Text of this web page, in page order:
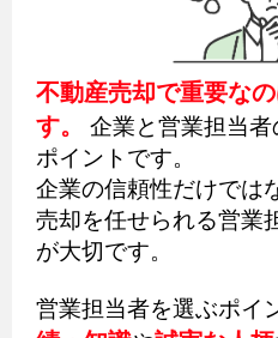
不動産売却で重要な
す。
企業と営業担当
ポイントです。
企業の信頼性だけでは
売却を任せられる営業
が大切です。
営業担当者を選ぶポイ